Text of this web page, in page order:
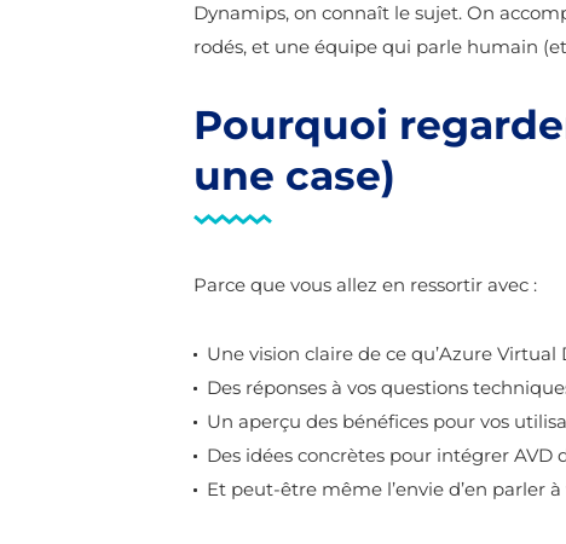
Dynamips, on connaît le sujet. On
rodés, et une équipe qui parle humain
Pourquoi
une case)
Parce que vous allez en ressortir avec :
Une vision claire de ce qu’Azure
Des réponses à vos questions
Un aperçu des bénéfices pour vos
Des idées concrètes pour intégrer AVD
Et peut-être même l’envie d’en parler